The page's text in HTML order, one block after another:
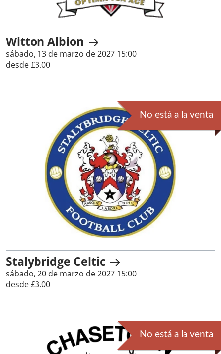
Witton Albion
sábado, 13 de marzo de 2027 15:00
desde £3.00
No está a la venta
Stalybridge Celtic
sábado, 20 de marzo de 2027 15:00
desde £3.00
No está a la venta